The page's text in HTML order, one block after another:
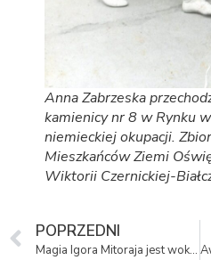
Anna Zabrzeska
kamienicy nr 8 w Rynku
niemieckiej okupacji.
Mieszkańców Ziemi
Wiktorii Czernickiej-
POPRZEDNI
Magia Igora Mitoraja jest wokół nas